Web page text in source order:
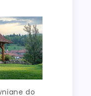
do